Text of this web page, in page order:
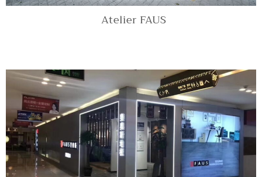
Atelier FAUS